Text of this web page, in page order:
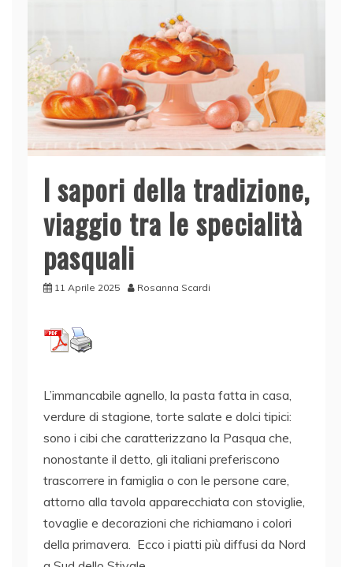
I sapori della tradizione,
viaggio tra le specialità
pasquali
11 Aprile 2025 Rosanna Scardi
L’immancabile agnello, la pasta fatta in casa,
verdure di stagione, torte salate e dolci tipici:
sono i cibi che caratterizzano la Pasqua che,
nonostante il detto, gli italiani preferiscono
trascorrere in famiglia o con le persone care,
attorno alla tavola apparecchiata con stoviglie,
tovaglie e decorazioni che richiamano i colori
della primavera. Ecco i piatti più diffusi da Nord